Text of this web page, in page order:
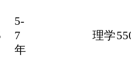
5-
7
年
理学